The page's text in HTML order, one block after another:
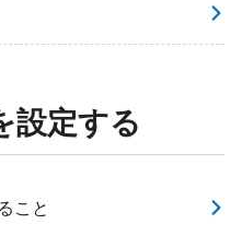
設定する
こと